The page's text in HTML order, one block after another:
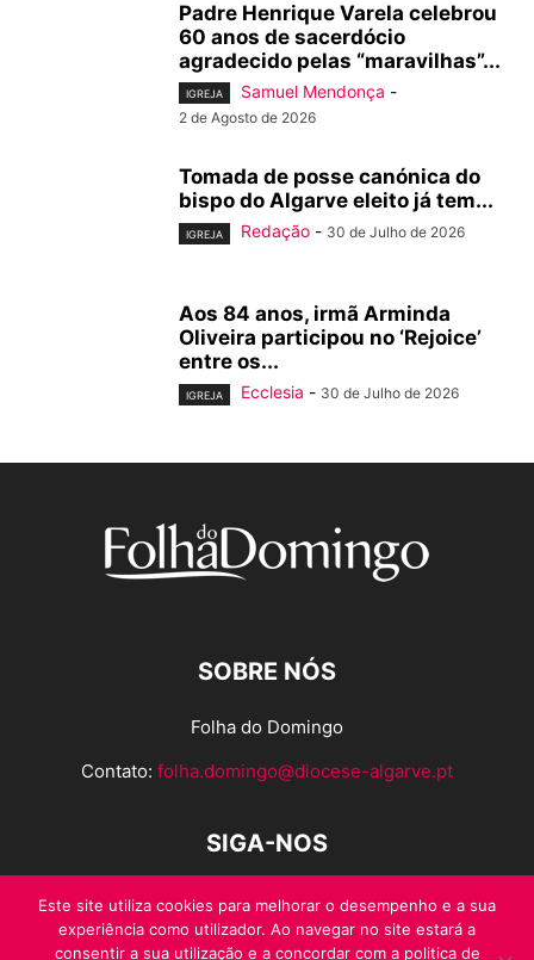
Padre Henrique Varela celebrou
60 anos de sacerdócio
agradecido pelas “maravilhas”...
IGREJA Samuel Mendonça -
2 de Agosto de 2026
Tomada de posse canónica do
bispo do Algarve eleito já tem...
IGREJA Redação - 30 de Julho de 2026
Aos 84 anos, irmã Arminda
Oliveira participou no ‘Rejoice’
entre os...
IGREJA Ecclesia - 30 de Julho de 2026
SOBRE NÓS
Folha do Domingo
Contato: folha.domingo@diocese-algarve.pt
SIGA-NOS
Este site utiliza cookies para melhorar o desempenho e a sua
experiência como utilizador. Ao navegar no site estará a
consentir a sua utilização e a concordar com a politica de